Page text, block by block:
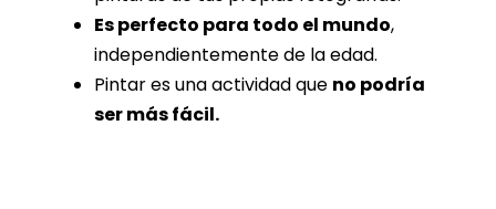
Es perfecto para todo el mundo,
independientemente de la edad.
Pintar es una actividad que no podría
ser más fácil.